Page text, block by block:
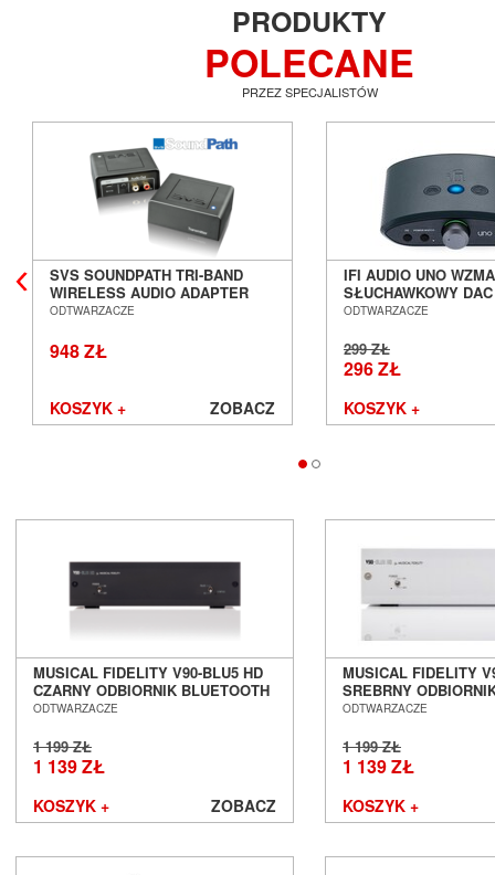
PRODUKTY
POLECANE
PRZEZ SPECJALISTÓW
SVS SOUNDPATH TRI-BAND
WIRELESS AUDIO ADAPTER
SALON POZNAŃ WROCŁAW
ODTWARZACZE
948 ZŁ
KOSZYK + ZOBACZ
IFI AUDIO UNO
SŁUCHAWKOWY
POZNAŃ WROCŁAW
ODTWARZACZE
299 ZŁ
296 ZŁ
KOSZYK +
MUSICAL FIDELITY V90-BLU5 HD
CZARNY ODBIORNIK BLUETOOTH
Z DAC SALON POZNAŃ WROCŁAW
ODTWARZACZE
1 199 ZŁ
1 139 ZŁ
KOSZYK + ZOBACZ
MUSICAL FIDELITY
SREBRNY
BLUETOOTH Z DAC
ODTWARZACZE
1 199 ZŁ
1 139 ZŁ
KOSZYK +